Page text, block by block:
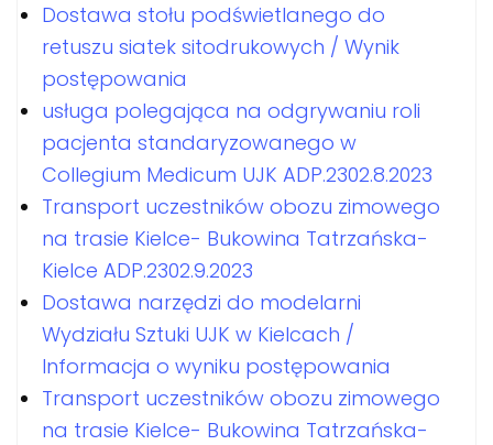
Dostawa stołu podświetlanego do
retuszu siatek sitodrukowych / Wynik
postępowania
usługa polegająca na odgrywaniu roli
pacjenta standaryzowanego w
Collegium Medicum UJK ADP.2302.8.2023
Transport uczestników obozu zimowego
na trasie Kielce- Bukowina Tatrzańska-
Kielce ADP.2302.9.2023
Dostawa narzędzi do modelarni
Wydziału Sztuki UJK w Kielcach /
Informacja o wyniku postępowania
Transport uczestników obozu zimowego
na trasie Kielce- Bukowina Tatrzańska-